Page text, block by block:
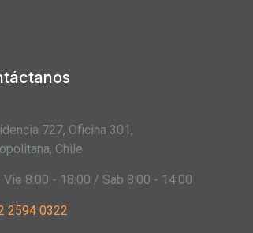
727, Oficina 301,
Chile
Vie 8:00 - 18:00 / Sab 8:00 - 14:00
2594 0322